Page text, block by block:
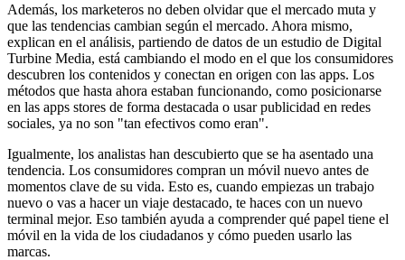
Además, los marketeros no deben olvidar que el mercado muta y
que las tendencias cambian según el mercado. Ahora mismo,
explican en el análisis, partiendo de datos de un estudio de Digital
Turbine Media, está cambiando el modo en el que los consumidores
descubren los contenidos y conectan en origen con las apps. Los
métodos que hasta ahora estaban funcionando, como posicionarse
en las apps stores de forma destacada o usar publicidad en redes
sociales, ya no son "tan efectivos como eran".
Igualmente, los analistas han descubierto que se ha asentado una
tendencia. Los consumidores compran un móvil nuevo antes de
momentos clave de su vida. Esto es, cuando empiezas un trabajo
nuevo o vas a hacer un viaje destacado, te haces con un nuevo
terminal mejor. Eso también ayuda a comprender qué papel tiene el
móvil en la vida de los ciudadanos y cómo pueden usarlo las
marcas.